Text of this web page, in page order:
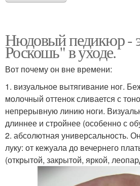
Нюдовый педикюр -
Роскошь" в уходе.
Вот почему он вне времени:
1. визуальное вытягивание ног.
молочный оттенок сливается с
непрерывную линию ноги.
длиннее и стройнее (особенно с
2. абсолютная универсальность.
луку: от кежуала до вечернего
(открытой, закрытой, яркой,